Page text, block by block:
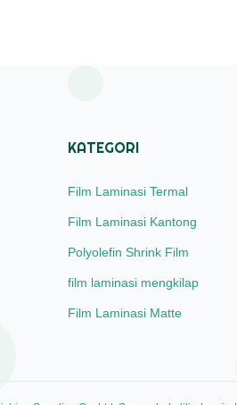
KATEGORI
Film Laminasi Termal
Film Laminasi Kantong
Polyolefin Shrink Film
film laminasi mengkilap
Film Laminasi Matte